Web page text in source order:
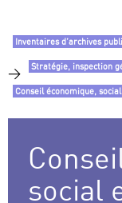
Inventaires d’archives
> Stratégie, inspection
Conseil économique,
social